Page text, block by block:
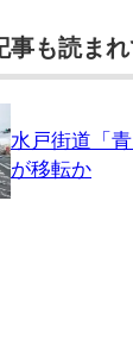
事も読ま
水戸街道「
が移転か